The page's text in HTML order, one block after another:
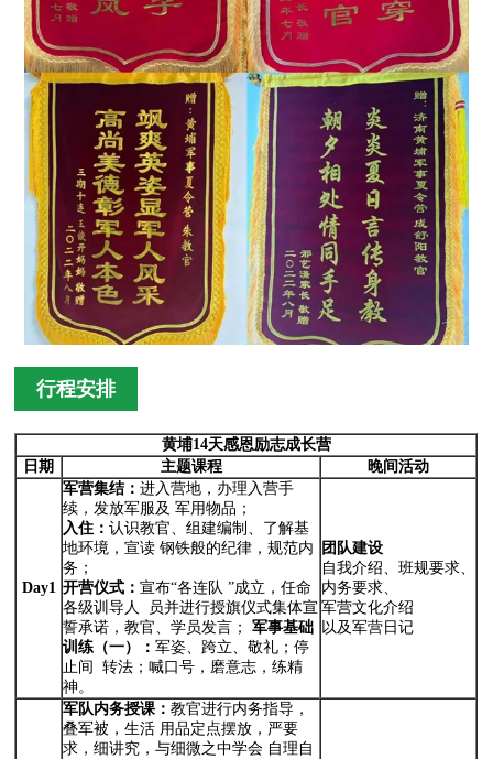
行程安排
黄埔14天感恩励志成长营
日期
主题课程 晚间活动
Day1
军营集结：进入营地，办理入营手
续，发放军服及 军用物品；
入住：认识教官、组建编制、了解基
地环境，宣读 钢铁般的纪律，规范内
务；
开营仪式：宣布“各连队 ”成立，任命
各级训导人 员并进行授旗仪式集体宣
誓承诺，教官、学员发言；军事基础
训练（一）：军姿、跨立、敬礼；停
止间 转法；喊口号，磨意志，练精
神。
团队建设
自我介绍、班规要求、
内务要求、
军营文化介绍
以及军营日记
军队内务授课：教官进行内务指导，
叠军被，生活 用品定点摆放，严要
求，细讲究，与细微之中学会 自理自